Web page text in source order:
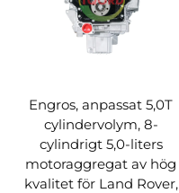
Engros, anpassat 5,0T
cylindervolym, 8-
cylindrigt 5,0-liters
motoraggregat av hög
kvalitet för Land Rover,